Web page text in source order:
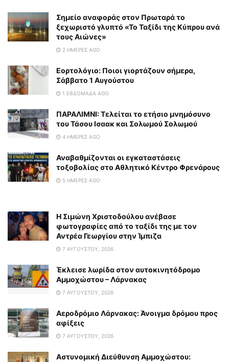
Σημείο αναφοράς στον Πρωταρά το
ξεχωριστό γλυπτό «Το Ταξίδι της Κύπρου ανά
τους Αιώνες»
2 ΗΜΈΡΕΣ AGO
Εορτολόγιο: Ποιοι γιορτάζουν σήμερα,
Σάββατο 1 Αυγούστου
1 ΕΒΔΟΜΆΔΑ AGO
ΠΑΡΑΛΙΜΝΙ: Τελείται το ετήσιο μνημόσυνο
του Τάσου Ισαακ και Σολωμού Σολωμού
4 ΗΜΈΡΕΣ AGO
Αναβαθμίζονται οι εγκαταστάσεις
τοξοβολίας στο Αθλητικό Κέντρο Φρενάρους
5 ΗΜΈΡΕΣ AGO
Η Σιμώνη Χριστοδούλου ανέβασε
φωτογραφίες από το ταξίδι της με τον
Αντρέα Γεωργίου στην Ίμπιζα
7 ΑΥΓΟΎΣΤΟΥ, 2026
Έκλεισε λωρίδα στον αυτοκινητόδρομο
Αμμοχώστου – Λάρνακας
7 ΑΥΓΟΎΣΤΟΥ, 2026
Αεροδρόμιο Λάρνακας: Άνοιγμα δρόμου προς
αφίξεις
7 ΑΥΓΟΎΣΤΟΥ, 2026
Αστυνομική Διεύθυνση Αμμοχώστου: